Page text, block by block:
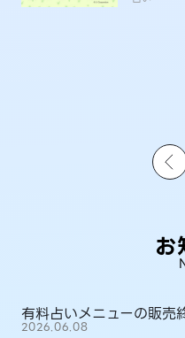
お
有料占いメニューの販売
2026.06.08